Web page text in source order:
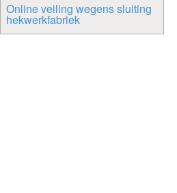
Online veiling wegens sluiting
hekwerkfabriek